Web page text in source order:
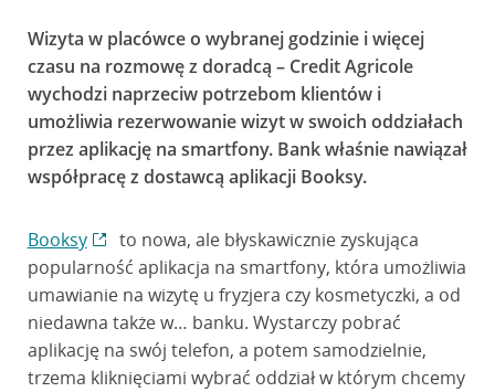
Wizyta w placówce o wybranej godzinie i więcej
czasu na rozmowę z doradcą – Credit Agricole
wychodzi naprzeciw potrzebom klientów i
umożliwia rezerwowanie wizyt w swoich oddziałach
przez aplikację na smartfony. Bank właśnie nawiązał
współpracę z dostawcą aplikacji Booksy.
Booksy
to nowa, ale błyskawicznie zyskująca
popularność aplikacja na smartfony, która umożliwia
umawianie na wizytę u fryzjera czy kosmetyczki, a od
niedawna także w… banku. Wystarczy pobrać
aplikację na swój telefon, a potem samodzielnie,
trzema kliknięciami wybrać oddział w którym chcemy